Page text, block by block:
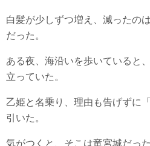
白髪が少しずつ増え、減ったの
だった。
ある夜、海沿いを歩いていると
立っていた。
乙姫と名乗り、理由も告げずに
引いた。
気がつくと、そこは竜宮城だった